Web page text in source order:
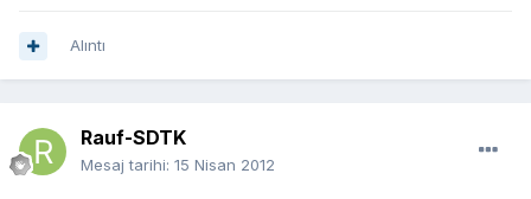
Alıntı
Rauf-SDTK
Mesaj tarihi: 15 Nisan 2012